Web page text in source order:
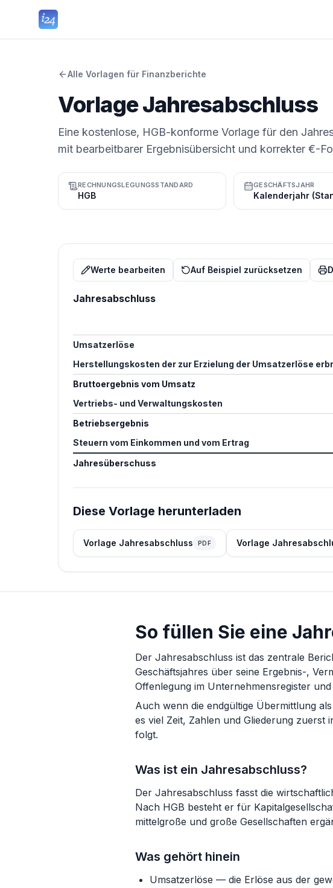
Alle Vorlagen für Finanzberichte
Vorlage Jahresabschluss
Eine kostenlose, HGB-konforme Vorlage für den
mit bearbeitbarer Ergebnisübersicht und korrekter €-
RECHNUNGSLEGUNGSSTANDARD
HGB
GESCHÄFTSJAHR
Werte bearbeiten Auf Beispiel zurücksetzen
Jahresabschluss
Umsatzerlöse
Herstellungskosten der zur Erzielung der Umsatzerlöse
Bruttoergebnis vom Umsatz
Vertriebs- und Verwaltungskosten
Betriebsergebnis
Steuern vom Einkommen und vom Ertrag
Jahresüberschuss
Diese Vorlage herunterladen
Vorlage Jahresabschluss PDF Vorlage
So füllen Sie eine
Der Jahresabschluss ist das zentrale
Geschäftsjahres über seine Ergebnis-,
Offenlegung im Unternehmensregister
Auch wenn die endgültige Übermittlung
es viel Zeit, Zahlen und Gliederung
folgt.
Was ist ein Jahresabschluss?
Der Jahresabschluss fasst die
Nach HGB besteht er für
mittelgroße und große Gesellschaften
Was gehört hinein
Umsatzerlöse — die Erlöse aus der